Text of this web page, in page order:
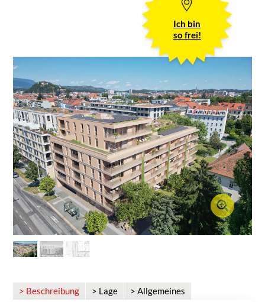
Ich bin
so frei!
> Beschreibung > Lage > Allgemeines